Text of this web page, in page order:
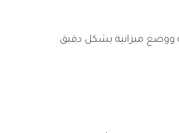
ووضع ميزانية بشكل دقيق